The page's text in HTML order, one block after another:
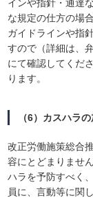
インや指針・通達
な規定の仕方の場
ガイドラインや指
すので（詳細は、
にて確認してくだ
ります。
（6）カスハラ
改正労働施策総合
容にとどまりませ
ハラを予防すべく
員に、言動等に関